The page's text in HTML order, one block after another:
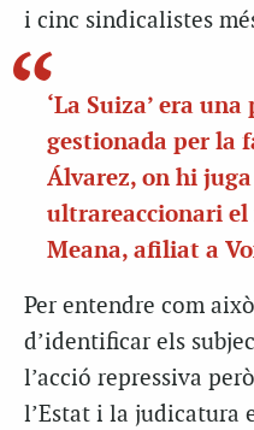
i cinc sindicalistes
‘La Suiza’ era
gestionada per la
Álvarez, on hi
ultrareaccionari
Meana, afiliat a
Per entendre com
d’identificar els
l’acció repressiva
l’Estat i la judicatura